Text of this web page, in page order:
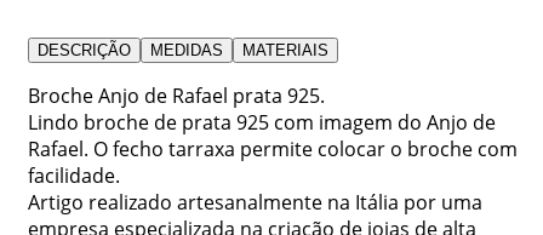
DESCRIÇÃO MEDIDAS MATERIAIS
Broche Anjo de Rafael prata 925.
Lindo broche de prata 925 com imagem do Anjo de
Rafael. O fecho tarraxa permite colocar o broche com
facilidade.
Artigo realizado artesanalmente na Itália por uma
empresa especializada na criação de joias de alta